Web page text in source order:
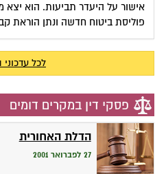
אישור על היעדר תביעות. הוא יצא
פוליסת ביטוח חדשה ונתן הוראת
לכל
פסקי דין במקרים דומים
הדלת האחורית
27 לפברואר 2001